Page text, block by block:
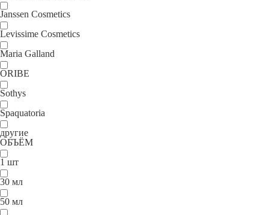
Janssen Cosmetics
Levissime Cosmetics
Maria Galland
ORIBE
Sothys
Spaquatoria
другие
ОБЪЁМ
1 шт
30 мл
50 мл